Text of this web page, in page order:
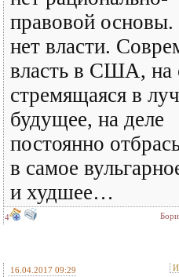
правовой основы.
нет власти.
власть в США, на
стремящаяся в
будущее, на деле
постоянно
в самое
и худшее…
4
16.04.2017 09:29